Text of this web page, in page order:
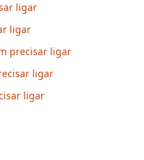
ligar
ligar
precisar ligar
ligar
ligar